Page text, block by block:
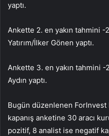
yaptı.
Ankette 2. en yakın tahmini
Yatırım/İlker Gönen yaptı.
Ankette 3. en yakın tahmini
Aydın yaptı.
Bugün düzenlenen ForInvest
kapanış anketine 30 aracı
pozitif, 8 analist ise negatif